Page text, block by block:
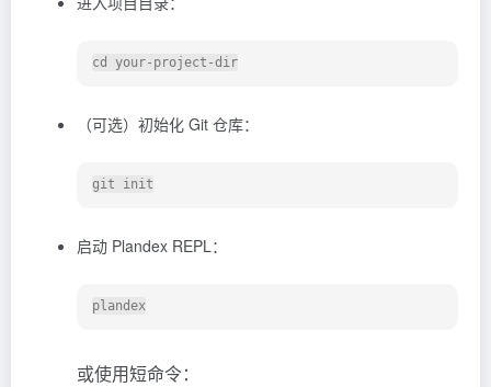
（可选）初始化 Git 仓库：
启动 Plandex REPL：
或使用短命令：